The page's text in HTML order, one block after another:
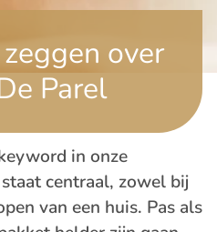
over
Parel
in onze
centraal, zowel bij
van een huis. Pas als